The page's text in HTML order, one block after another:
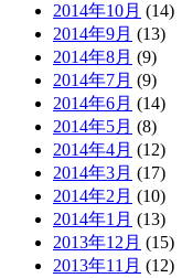
2014年10月 (14)
2014年9月 (13)
2014年8月 (9)
2014年7月 (9)
2014年6月 (14)
2014年5月 (8)
2014年4月 (12)
2014年3月 (17)
2014年2月 (10)
2014年1月 (13)
2013年12月 (15)
2013年11月 (12)